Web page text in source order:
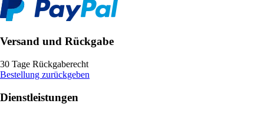
Versand und Rückgabe
30 Tage Rückgaberecht
Bestellung zurückgeben
Dienstleistungen